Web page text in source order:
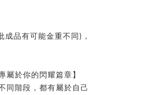
成品有可能金重不同) ，
屬於你的閃耀篇章】
同階段，都有屬於自己